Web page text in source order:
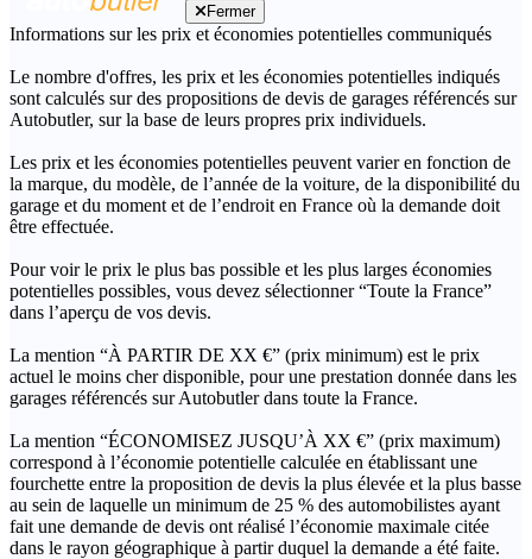
Fermer
Informations sur les prix et économies potentielles communiqués
Le nombre d'offres, les prix et les économies potentielles indiqués
sont calculés sur des propositions de devis de garages référencés sur
Autobutler, sur la base de leurs propres prix individuels.
Les prix et les économies potentielles peuvent varier en fonction de
la marque, du modèle, de l’année de la voiture, de la disponibilité du
garage et du moment et de l’endroit en France où la demande doit
être effectuée.
Pour voir le prix le plus bas possible et les plus larges économies
potentielles possibles, vous devez sélectionner “Toute la France”
dans l’aperçu de vos devis.
La mention “À PARTIR DE XX €” (prix minimum) est le prix
actuel le moins cher disponible, pour une prestation donnée dans les
garages référencés sur Autobutler dans toute la France.
La mention “ÉCONOMISEZ JUSQU’À XX €” (prix maximum)
correspond à l’économie potentielle calculée en établissant une
fourchette entre la proposition de devis la plus élevée et la plus basse
au sein de laquelle un minimum de 25 % des automobilistes ayant
fait une demande de devis ont réalisé l’économie maximale citée
dans le rayon géographique à partir duquel la demande a été faite.